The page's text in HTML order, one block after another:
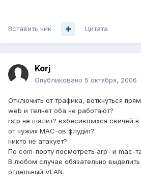
Вставить ник Цитата
Korj
Опубликовано 5 октября, 2006
Отключить от трафика, воткнуться
web и телнет оба не работают?
rstp не шалит? взбесившихся свичей в
от чужих MAC-ов флудит?
никто не атакует?
По com-порту посмотреть arp- и mac-
В любом случае обязательно
отдельный VLAN.